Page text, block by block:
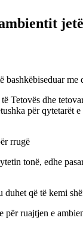
dhe
për
rrugë
tonë, edhe
që të kemi
ruajtjen e